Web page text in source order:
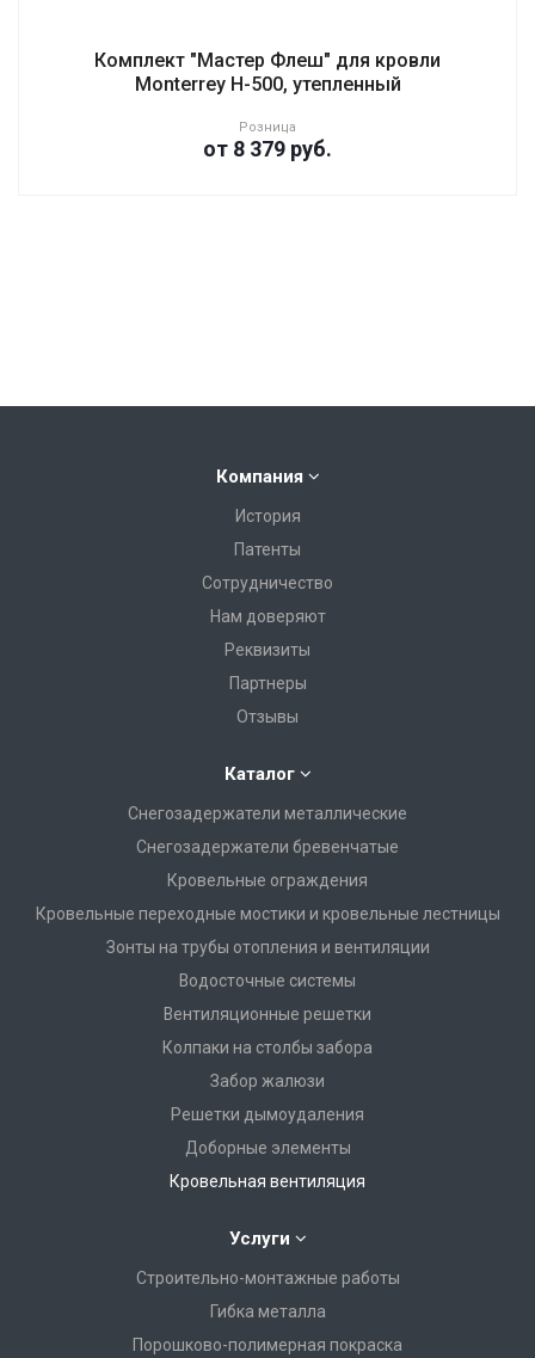
Комплект "Мастер Флеш" для кровли
Monterrey H-500, утепленный
Розница
от 8 379 руб.
Компания
История
Патенты
Сотрудничество
Нам доверяют
Реквизиты
Партнеры
Отзывы
Каталог
Снегозадержатели металлические
Снегозадержатели бревенчатые
Кровельные ограждения
Кровельные переходные мостики и кровельные лестницы
Зонты на трубы отопления и вентиляции
Водосточные системы
Вентиляционные решетки
Колпаки на столбы забора
Забор жалюзи
Решетки дымоудаления
Доборные элементы
Кровельная вентиляция
Услуги
Строительно-монтажные работы
Гибка металла
Порошково-полимерная покраска